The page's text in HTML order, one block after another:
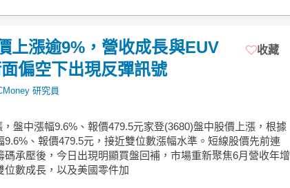
上漲逾9%，營收成長與EUV
偏空下出現反彈訊號
研究員
收藏
盤中漲幅9.6%、報價479.5元家登(3680)盤中股價上漲，根據
9.6%、報價479.5元，接近雙位數漲幅水準。短線股價先前連
碼承壓後，今日出現明顯買盤回補，市場重新聚焦6月營收年增
位數成長，以及美國零件加